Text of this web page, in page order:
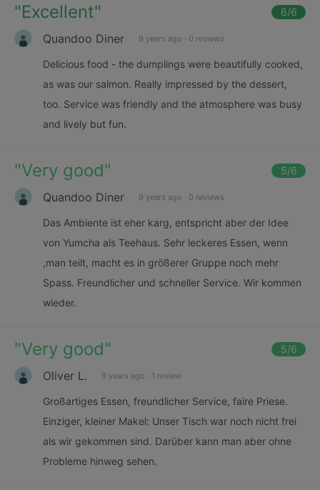
"Excellent" 6/6
Quandoo Diner 9 years ago · 0 reviews
Delicious food - the dumplings were beautifully cooked,
as was our salmon. Really impressed by the dessert,
too. Service was friendly and the atmosphere was busy
and lively but fun.
"Very good" 5/6
Quandoo Diner 9 years ago · 0 reviews
Das Ambiente ist eher karg, entspricht aber der Idee
von Yumcha als Teehaus. Sehr leckeres Essen, wenn
,man teilt, macht es in größerer Gruppe noch mehr
Spass. Freundlicher und schneller Service. Wir kommen
wieder.
"Very good" 5/6
Oliver L. 9 years ago · 1 review
Großartiges Essen, freundlicher Service, faire Priese.
Einziger, kleiner Makel: Unser Tisch war noch nicht frei
als wir gekommen sind. Darüber kann man aber ohne
Probleme hinweg sehen.